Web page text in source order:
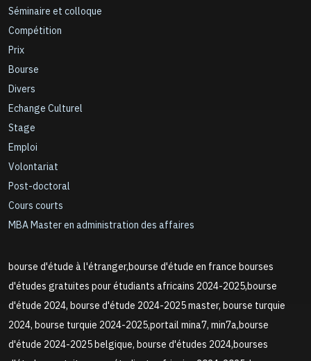
Séminaire et colloque
Compétition
Prix
Bourse
Divers
Echange Culturel
Stage
Emploi
Volontariat
Post-doctoral
Cours courts
MBA Master en administration des affaires
bourse d'étude à l'étranger,bourse d'étude en france bourses
d'études gratuites pour étudiants africains 2024-2025,bourse
d'étude 2024, bourse d'étude 2024-2025 master, bourse turquie
2024, bourse turquie 2024-2025,portail mina7, min7a,bourse
d'étude 2024-2025 belgique, bourse d'études 2024,bourses